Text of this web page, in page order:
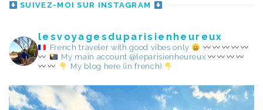
SUIVEZ-MOI SUR INSTAGRAM
lesvoyagesduparisienheureux
French traveler with good vibes only
My main account @leparisienheureux
My blog here (in french)